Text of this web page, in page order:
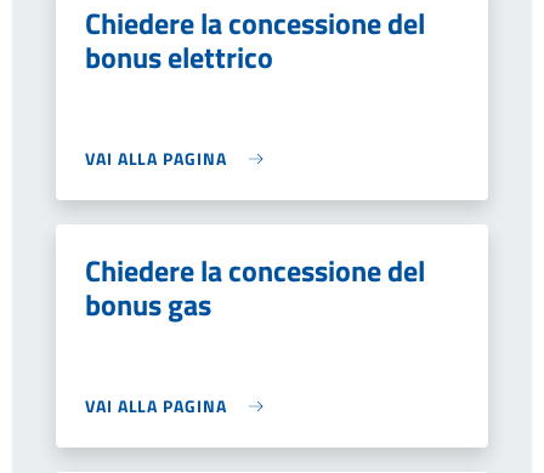
Chiedere la concessione del
bonus elettrico
VAI ALLA PAGINA
Chiedere la concessione del
bonus gas
VAI ALLA PAGINA